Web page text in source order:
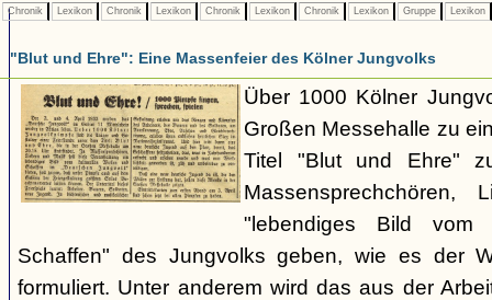
Chronik Lexikon Chronik Lexikon Chronik Lexikon Chronik Lexikon Gruppe Lexikon
"Blut und Ehre": Eine Massenfeier des Kölner Jungvolks
Über 1000 Kölner
Großen Messehalle zu
Titel "Blut und Ehre"
"lebendiges Bild vom
Schaffen" des Jungvolks geben, wie es der
formuliert. Unter anderem wird das aus der